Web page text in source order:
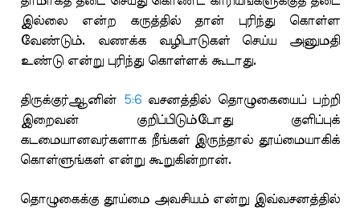
இல்லை என்ற கருத்தில் தான் புரிந்து கொள்ள
வேண்டும். வணக்க வழிபாடுகள் செய்ய அனுமதி
உண்டு என்று புரிந்து கொள்ளக் கூடாது.
திருக்குர்ஆனின் 5:6வசனத்தில் தொழுகையைப் பற்றி
இறைவன் குறிப்பிடும்போது குளிப்புக்
கடமையானவர்களாக நீங்கள் இருந்தால் தூய்மையாகிக்
கொள்ளுங்கள் என்று கூறுகின்றான்.
தொழுகைக்கு தூய்மை அவசியம் என்று இவ்வசனத்தில்